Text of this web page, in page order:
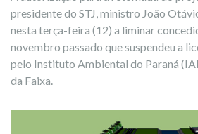
presidente do STJ, ministro João
nesta terça-feira (12) a liminar
novembro passado que suspendeu a
pelo Instituto Ambiental do Paraná
da Faixa.